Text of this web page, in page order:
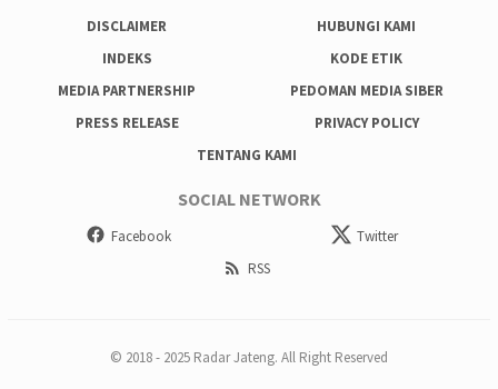
DISCLAIMER
HUBUNGI KAMI
INDEKS
KODE ETIK
MEDIA PARTNERSHIP
PEDOMAN MEDIA SIBER
PRESS RELEASE
PRIVACY POLICY
TENTANG KAMI
SOCIAL NETWORK
Facebook
Twitter
RSS
© 2018 - 2025 Radar Jateng. All Right Reserved